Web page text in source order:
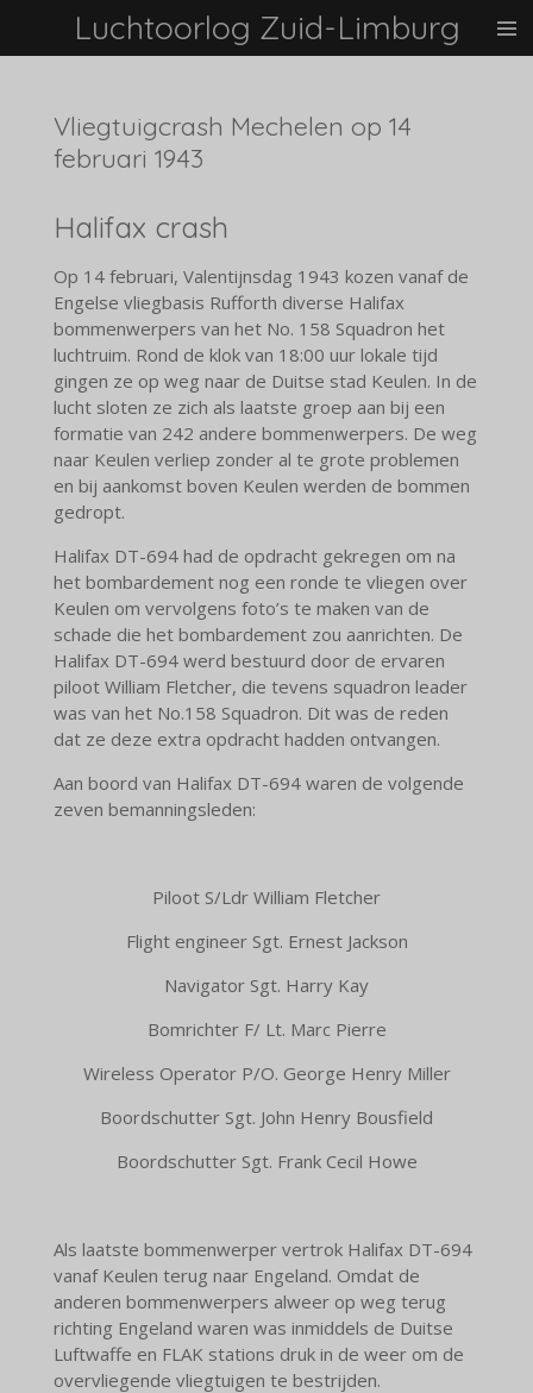
hoofdinhoud
Luchtoorlog Zuid-Limburg
Vliegtuigcrash Mechelen op 14
februari 1943
Halifax crash
Op 14 februari, Valentijnsdag 1943 kozen vanaf de
Engelse vliegbasis Rufforth diverse Halifax
bommenwerpers van het No. 158 Squadron het
luchtruim. Rond de klok van 18:00 uur lokale tijd
gingen ze op weg naar de Duitse stad Keulen. In de
lucht sloten ze zich als laatste groep aan bij een
formatie van 242 andere bommenwerpers. De weg
naar Keulen verliep zonder al te grote problemen
en bij aankomst boven Keulen werden de bommen
gedropt.
Halifax DT-694 had de opdracht gekregen om na
het bombardement nog een ronde te vliegen over
Keulen om vervolgens foto’s te maken van de
schade die het bombardement zou aanrichten. De
Halifax DT-694 werd bestuurd door de ervaren
piloot William Fletcher, die tevens squadron leader
was van het No.158 Squadron. Dit was de reden
dat ze deze extra opdracht hadden ontvangen.
Aan boord van Halifax DT-694 waren de volgende
zeven bemanningsleden:
Piloot S/Ldr William Fletcher
Flight engineer Sgt. Ernest Jackson
Navigator Sgt. Harry Kay
Bomrichter F/ Lt. Marc Pierre
Wireless Operator P/O. George Henry Miller
Boordschutter Sgt. John Henry Bousfield
Boordschutter Sgt. Frank Cecil Howe
Als laatste bommenwerper vertrok Halifax DT-694
vanaf Keulen terug naar Engeland. Omdat de
anderen bommenwerpers alweer op weg terug
richting Engeland waren was inmiddels de Duitse
Luftwaffe en FLAK stations druk in de weer om de
overvliegende vliegtuigen te bestrijden.